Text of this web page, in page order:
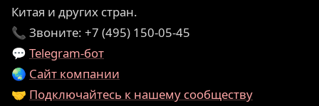
Китая и других стран.
📞 Звоните: +7 (495) 150-05-45
💬 Telegram-бот
🌏 Сайт компании
🤝 Подключайтесь к нашему сообществу